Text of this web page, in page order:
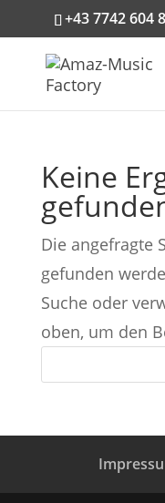
+43 7742 604
Keine
Die angefragte
gefunden
Suche oder
oben, um den